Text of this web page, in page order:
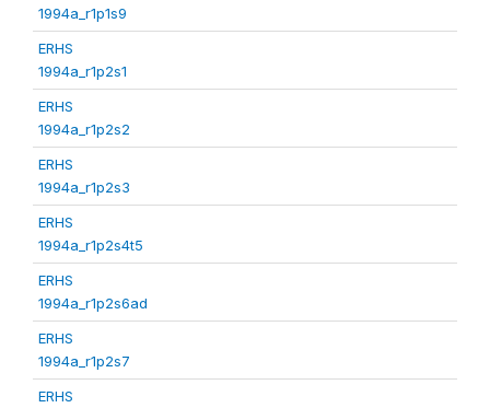
1994a_r1p1s9
ERHS
1994a_r1p2s1
ERHS
1994a_r1p2s2
ERHS
1994a_r1p2s3
ERHS
1994a_r1p2s4t5
ERHS
1994a_r1p2s6ad
ERHS
1994a_r1p2s7
ERHS